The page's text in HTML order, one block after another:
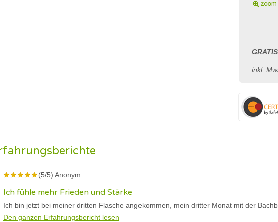
inkl.
(5/5) Anonym
Ich fühle mehr Frieden und Stärke
Ich bin jetzt bei meiner dritten Flasche angekommen, mein dritter Monat mit der
Den ganzen Erfahrungsbericht lesen